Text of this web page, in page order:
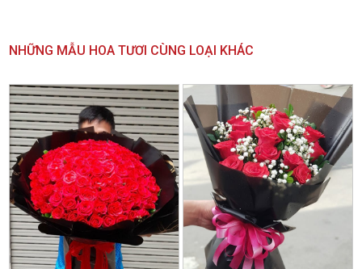
NHỮNG MẪU HOA TƯƠI CÙNG LOẠI KHÁC